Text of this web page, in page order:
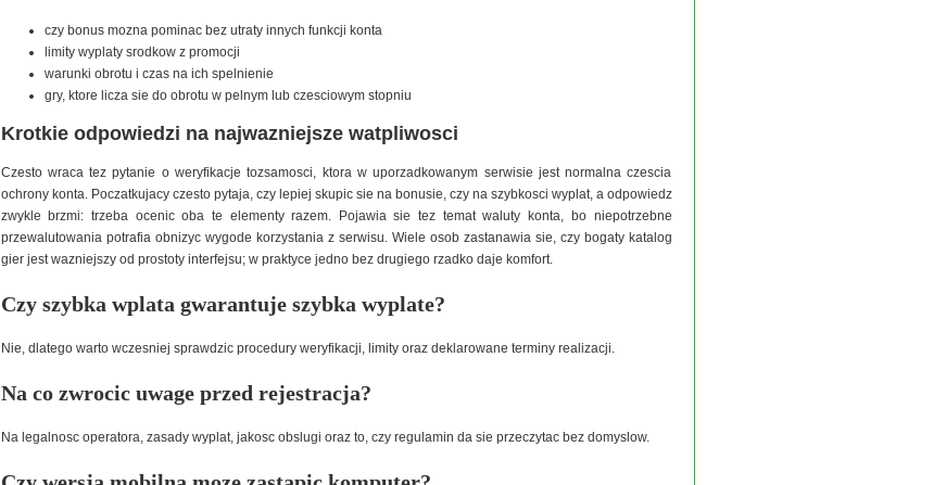
czy bonus mozna pominac bez utraty innych funkcji konta
limity wyplaty srodkow z promocji
warunki obrotu i czas na ich spelnienie
gry, ktore licza sie do obrotu w pelnym lub czesciowym stopniu
Krotkie odpowiedzi na najwazniejsze watpliwosci
Czesto wraca tez pytanie o weryfikacje tozsamosci, ktora w uporzadkowanym serwisie jest normalna czescia
ochrony konta. Poczatkujacy czesto pytaja, czy lepiej skupic sie na bonusie, czy na szybkosci wyplat, a odpowiedz
zwykle brzmi: trzeba ocenic oba te elementy razem. Pojawia sie tez temat waluty konta, bo niepotrzebne
przewalutowania potrafia obnizyc wygode korzystania z serwisu. Wiele osob zastanawia sie, czy bogaty katalog
gier jest wazniejszy od prostoty interfejsu; w praktyce jedno bez drugiego rzadko daje komfort.
Czy szybka wplata gwarantuje szybka wyplate?
Nie, dlatego warto wczesniej sprawdzic procedury weryfikacji, limity oraz deklarowane terminy realizacji.
Na co zwrocic uwage przed rejestracja?
Na legalnosc operatora, zasady wyplat, jakosc obslugi oraz to, czy regulamin da sie przeczytac bez domyslow.